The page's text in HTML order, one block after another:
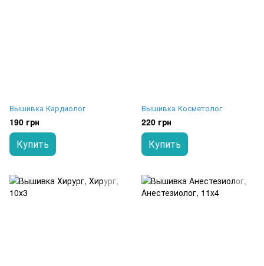
Вышивка Кардиолог
190 грн
Купить
Вышивка Косметолог
220 грн
Купить